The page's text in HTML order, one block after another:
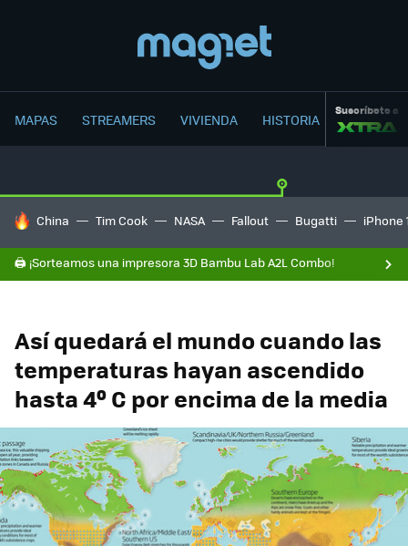
MAPAS STREAMERS VIVIENDA HISTORIA Suscríbete a
HOY SE HABLA DE
China Tim Cook NASA Fallout Bugatti iPhone
🖨️ ¡Sorteamos una impresora 3D Bambu Lab A2L Combo!
Así quedará el mundo cuando las
temperaturas hayan ascendido
hasta 4º C por encima de la media